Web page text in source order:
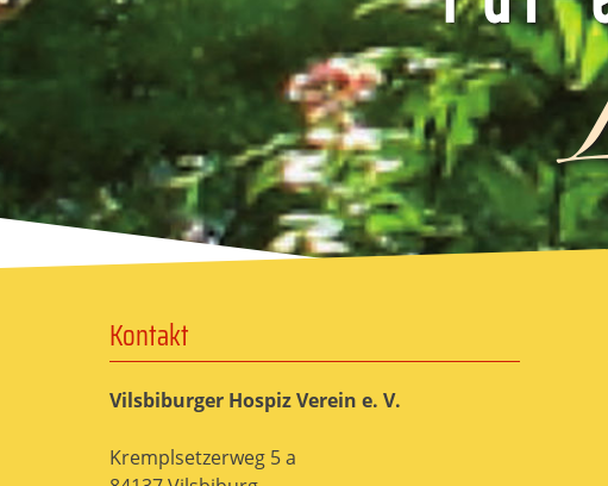
Kontakt
Vilsbiburger Hospiz Verein e. V.
Kremplsetzerweg 5 a